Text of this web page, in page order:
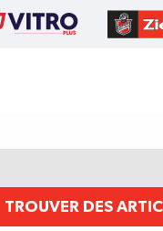
TROUVER DES